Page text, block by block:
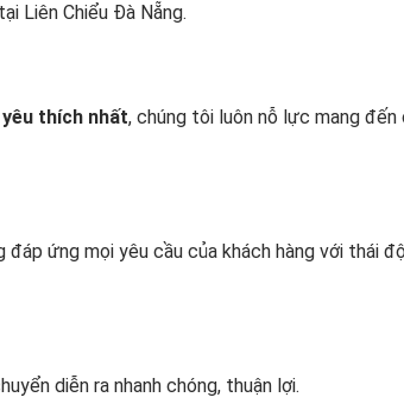
Liên Chiểu Đà Nẵng.
thích nhất, chúng tôi luôn nỗ lực mang đến
đáp ứng mọi yêu cầu của khách hàng với thái độ
diễn ra nhanh chóng, thuận lợi.